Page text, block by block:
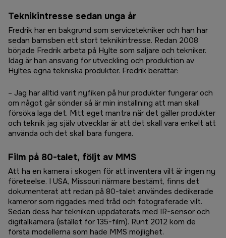
Teknikintresse sedan unga år
Fredrik har en bakgrund som servicetekniker och han har
sedan barnsben ett stort teknikintresse. Redan 2008
började Fredrik arbeta på Hylte som säljare och tekniker.
Idag är han ansvarig för utveckling och produktion av
Hyltes egna tekniska produkter. Fredrik berättar:
– Jag har alltid varit nyfiken på hur produkter fungerar och
om något går sönder så är min inställning att man skall
försöka laga det. Mitt eget mantra när det gäller produkter
och teknik jag själv utvecklar är att det skall vara enkelt att
använda och det skall bara fungera.
Film på 80-talet, följt av MMS
Att ha en kamera i skogen för att inventera vilt är ingen ny
företeelse. I USA, Missouri närmare bestämt, finns det
dokumenterat att redan på 80-talet användes dedikerade
kameror som riggades med tråd och fotograferade vilt.
Sedan dess har tekniken uppdaterats med IR-sensor och
digitalkamera (istället för 135-film). Runt 2012 kom de
första modellerna som hade MMS möjlighet.